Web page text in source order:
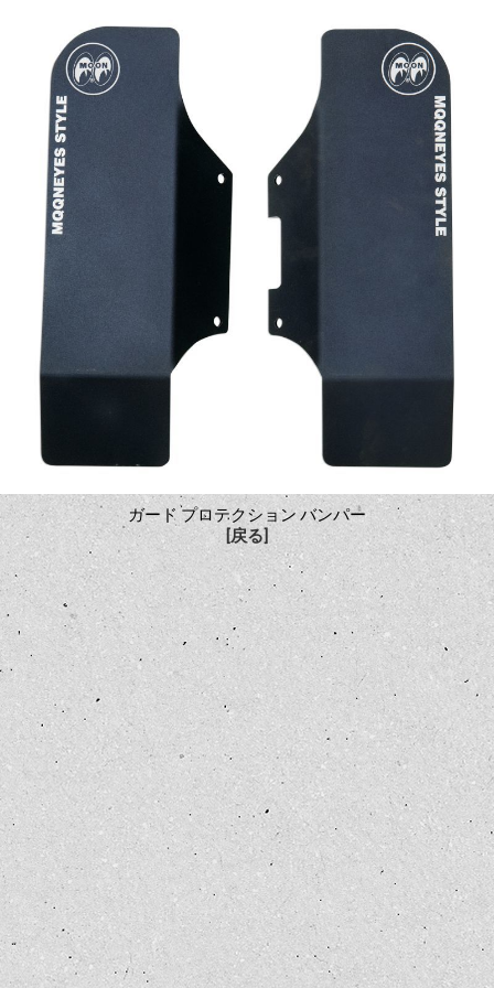
ガード プロテクション バンパー
[戻る]